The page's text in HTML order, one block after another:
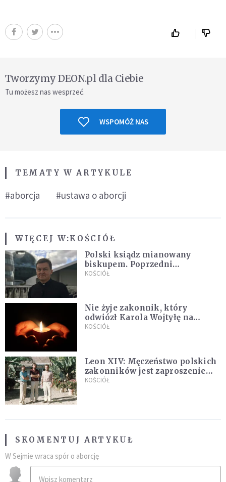
Tworzymy DEON.pl dla Ciebie
Tu możesz nas wesprzeć.
WSPOMÓŻ NAS
TEMATY W ARTYKULE
#aborcja #ustawa o aborcji
WIĘCEJ W:KOŚCIÓŁ
Polski ksiądz mianowany
biskupem. Poprzedni
ordynariusz zrezygnował
KOŚCIÓŁ
Nie żyje zakonnik, który
odwiózł Karola Wojtyłę na
konklawe. Jan Paweł II nazywał
KOŚCIÓŁ
Leon XIV: Męczeństwo polskich
zakonników jest zaproszeniem
do jedności i misji całego
KOŚCIÓŁ
SKOMENTUJ ARTYKUŁ
W Sejmie wraca spór o aborcję